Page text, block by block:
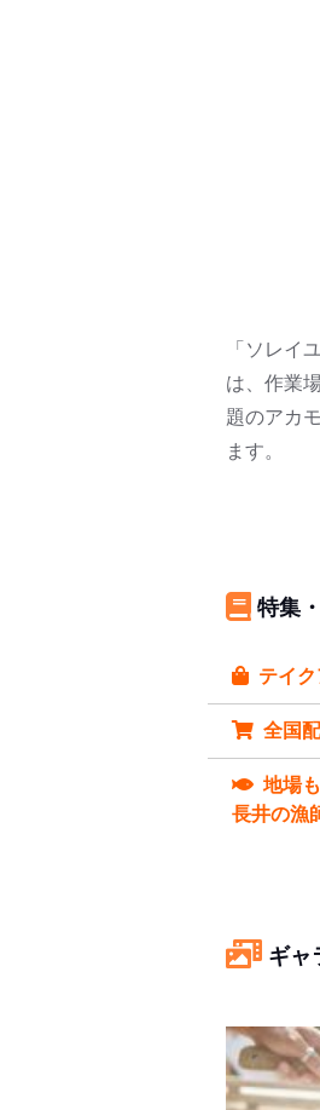
「ソレイ
は、作業
題のアカ
ます。
特集
テイク
全国
地場
長井の漁
ギャ